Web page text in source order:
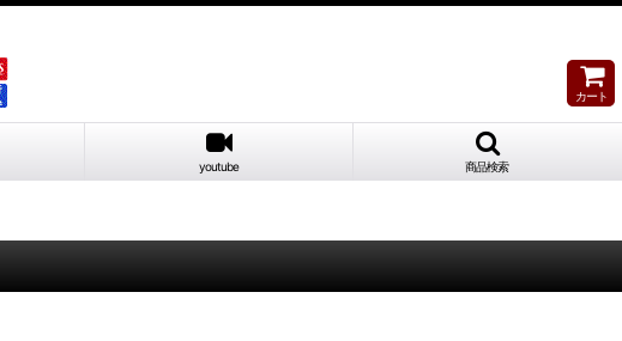
カート
youtube 商品検索